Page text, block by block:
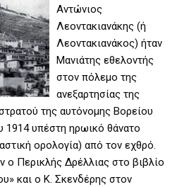
Αντώνιος
Λεοντακιανάκης (ή
Λεοντακιανάκος) ήταν
Μανιάτης εθελοντής
στον πόλεμο της
ανεξαρτησίας της
της αυτόνομης Βορείου
1914 υπέστη ηρωικό θάνατο
ορολογία) από τον εχθρό.
ο Περικλής Δρέλλιας στο βιβλίο
και ο Κ. Σκενδέρης στον